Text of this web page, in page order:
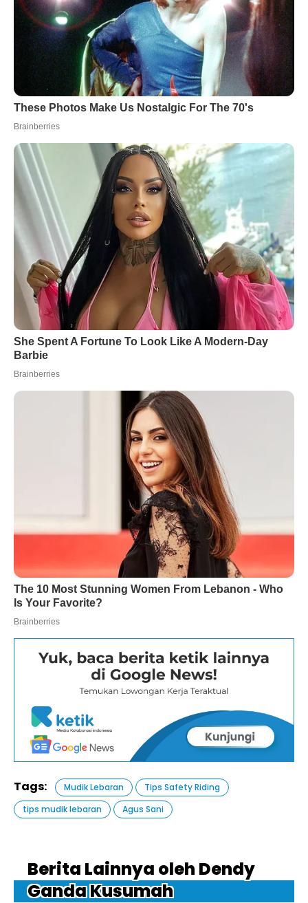
Tags: Mudik Lebaran
Tips Safety Riding
tips mudik lebaran
Agus Sani
Berita Lainnya oleh Dendy
Ganda Kusumah